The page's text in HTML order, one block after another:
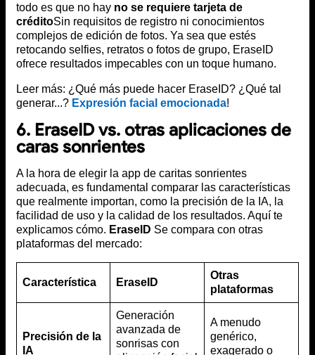
todo es que no hay no se requiere tarjeta de
créditoSin requisitos de registro ni conocimientos
complejos de edición de fotos. Ya sea que estés
retocando selfies, retratos o fotos de grupo, EraseID
ofrece resultados impecables con un toque humano.
Leer más: ¿Qué más puede hacer EraseID? ¿Qué tal
generar...? Expresión facial emocionada!
6. EraseID vs. otras aplicaciones de
caras sonrientes
A la hora de elegir la app de caritas sonrientes
adecuada, es fundamental comparar las características
que realmente importan, como la precisión de la IA, la
facilidad de uso y la calidad de los resultados. Aquí te
explicamos cómo. EraseID Se compara con otras
plataformas del mercado:
Característica EraseID
Otras
plataformas
Precisión de la
IA
Generación
avanzada de
sonrisas con
A menudo
genérico,
exagerado o